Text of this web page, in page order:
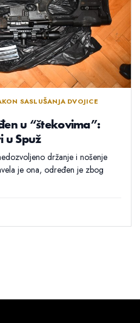
SASLUŠANJA DVOJICE
u “štekovima”:
u Spuž
držanje i nošenje
je ona, određen je zbog